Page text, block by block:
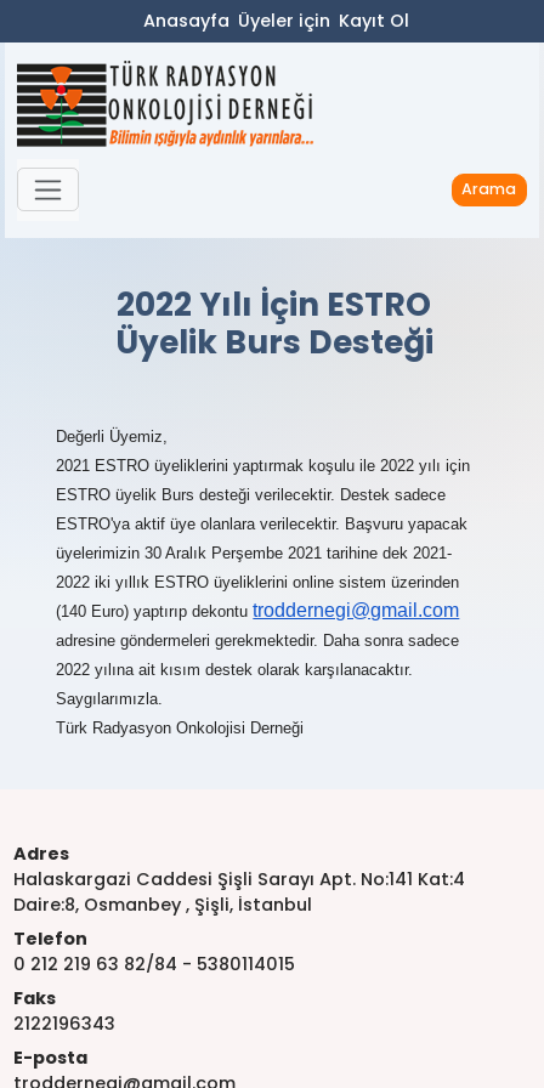
Anasayfa Üyeler için Kayıt Ol
Arama
2022 Yılı İçin ESTRO
Üyelik Burs Desteği
Değerli Üyemiz,
2021 ESTRO üyeliklerini yaptırmak koşulu ile 2022 yılı için
ESTRO üyelik Burs desteği verilecektir. Destek sadece
ESTRO'ya aktif üye olanlara verilecektir. Başvuru yapacak
üyelerimizin 30 Aralık Perşembe 2021 tarihine dek 2021-
2022 iki yıllık ESTRO üyeliklerini online sistem üzerinden
(140 Euro) yaptırıp dekontutroddernegi@gmail.com
adresine göndermeleri gerekmektedir. Daha sonra sadece
2022 yılına ait kısım destek olarak karşılanacaktır.
Saygılarımızla.
Türk Radyasyon Onkolojisi Derneği
Adres
Halaskargazi Caddesi Şişli Sarayı Apt. No:141 Kat:4
Daire:8, Osmanbey , Şişli, İstanbul
Telefon
0 212 219 63 82/84 - 5380114015
Faks
2122196343
E-posta